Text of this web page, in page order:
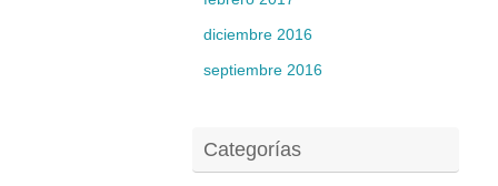
diciembre 2016
septiembre 2016
Categorías